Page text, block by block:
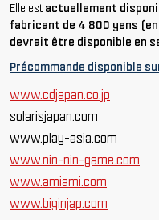
Elle est actuellement
fabricant de 4 800 yens
devrait être disponible en
Précommande disponible
www.cdjapan.co.jp
solarisjapan.com
www.play-asia.com
www.nin-nin-game.com
www.amiami.com
www.biginjap.com